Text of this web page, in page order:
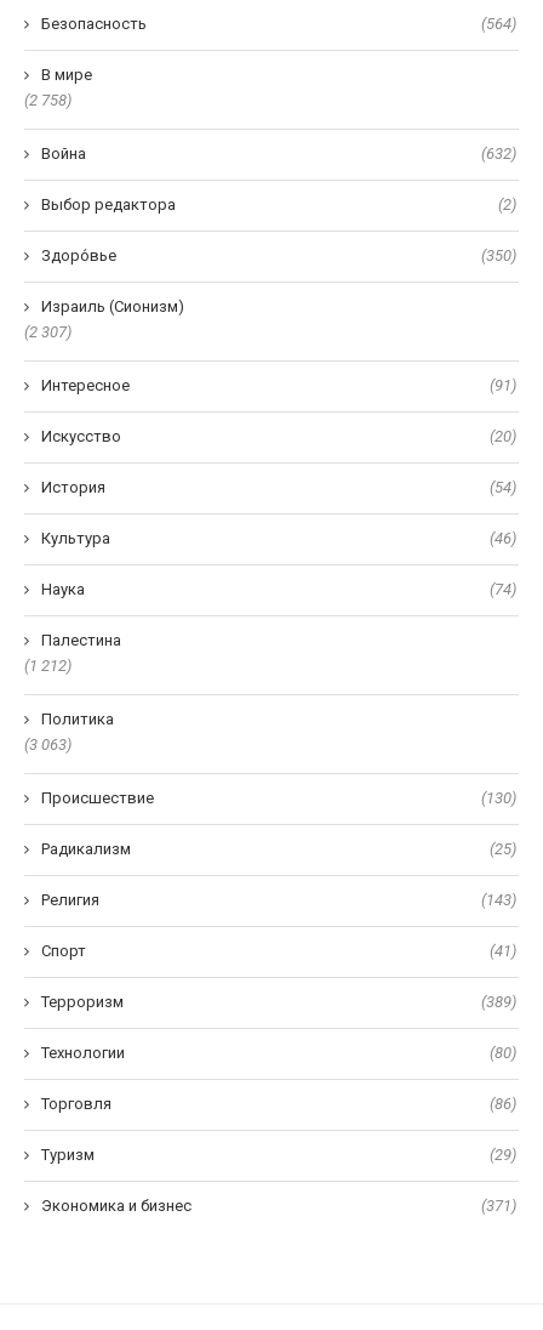
Безопасность (564)
В мире
(2 758)
Война (632)
Выбор редактора (2)
Здоро́вье (350)
Израиль (Сионизм)
(2 307)
Интересное (91)
Искусство (20)
История (54)
Культура (46)
Наука (74)
Палестина
(1 212)
Политика
(3 063)
Происшествие (130)
Радикализм (25)
Религия (143)
Спорт (41)
Терроризм (389)
Технологии (80)
Торговля (86)
Туризм (29)
Экономика и бизнес (371)